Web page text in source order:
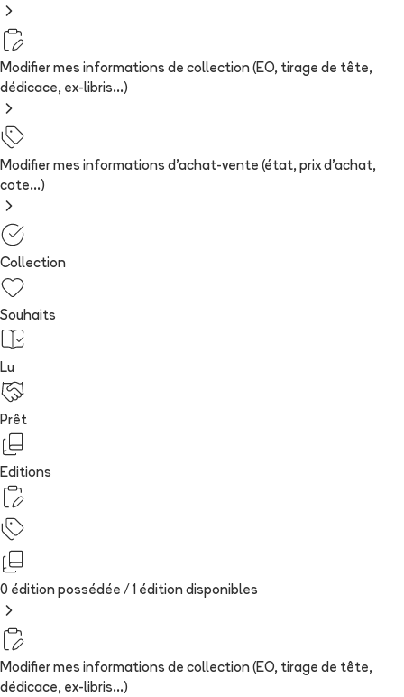
Modifier mes informations de collection (EO, tirage de tête,
dédicace, ex-libris...)
Modifier mes informations d'achat-vente (état, prix d'achat,
cote...)
Collection
Souhaits
Lu
Prêt
Editions
0 édition possédée / 1 édition disponibles
Modifier mes informations de collection (EO, tirage de tête,
dédicace, ex-libris...)